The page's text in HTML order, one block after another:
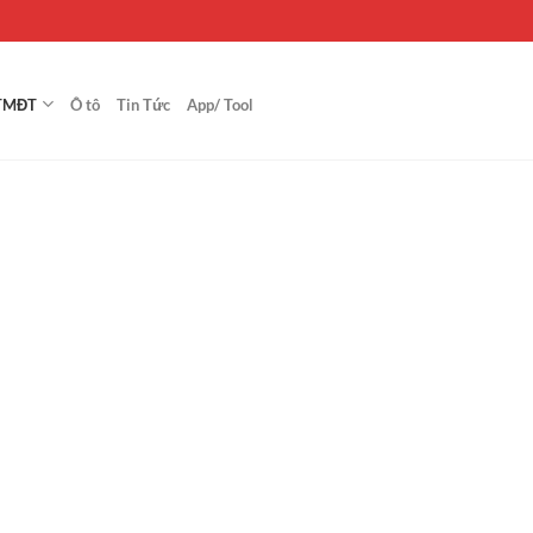
Ô tô Tin Tức App/ Tool